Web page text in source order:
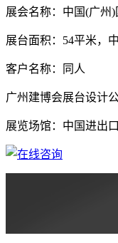
展会名称：中国(广州
展台面积：54平米，
客户名称：同人
广州建博会展台设计
展览场馆：中国进出